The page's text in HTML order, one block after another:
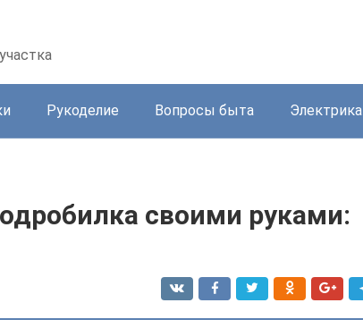
Рукоделие Вопросы быта Электрика
своими руками: